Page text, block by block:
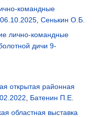
командные
, Сенькин О.Б.
лично-командные
дичи 9-
открытая районная
, Батенин П.Е.
областная выставка